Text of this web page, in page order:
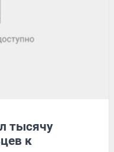
тысячу
к